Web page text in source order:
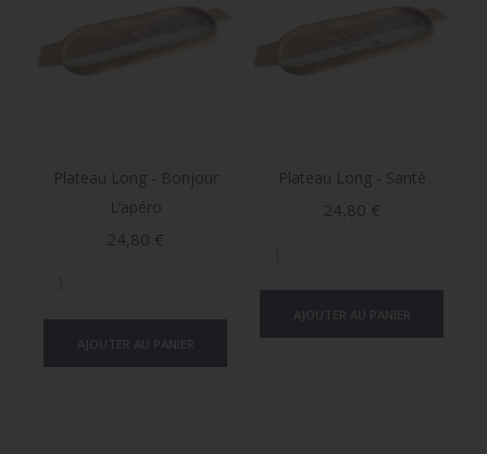
Plateau Long - Bonjour
L’apéro
Prix
24,80 €
Plateau Long - Santé
Prix
24,80 €